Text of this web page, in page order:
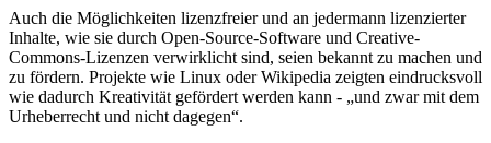
Auch die Möglichkeiten lizenzfreier und an jedermann lizenzierter
Inhalte, wie sie durch Open-Source-Software und Creative-
Commons-Lizenzen verwirklicht sind, seien bekannt zu machen und
zu fördern. Projekte wie Linux oder Wikipedia zeigten eindrucksvoll
wie dadurch Kreativität gefördert werden kann - „und zwar mit dem
Urheberrecht und nicht dagegen“.